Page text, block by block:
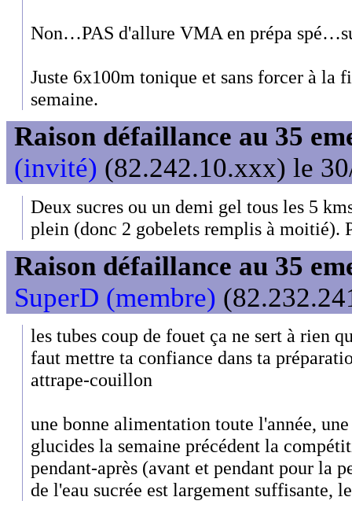
Non…PAS d'allure VMA en prépa
Juste 6x100m tonique et sans forcer à la
semaine.
Raison défaillance au 35
(invité) (82.242.10.xxx) le
Deux sucres ou un demi gel tous les 5
plein (donc 2 gobelets remplis à moitié).
Raison défaillance au 35
SuperD (membre)
les tubes coup de fouet ça ne sert à rien
faut mettre ta confiance dans ta
attrape-couillon
une bonne alimentation toute l'année,
glucides la semaine précédent la
pendant-après (avant et pendant pour la
de l'eau sucrée est largement suffisante,